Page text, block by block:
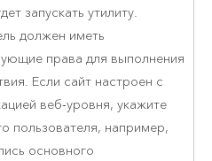
запускать утилиту.
должен иметь
права для выполнения
Если сайт настроен с
веб-уровня, укажите
пользователя, например,
основного